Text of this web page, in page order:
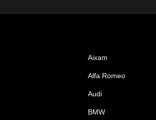
Aixam
Alfa Romeo
Audi
BMW